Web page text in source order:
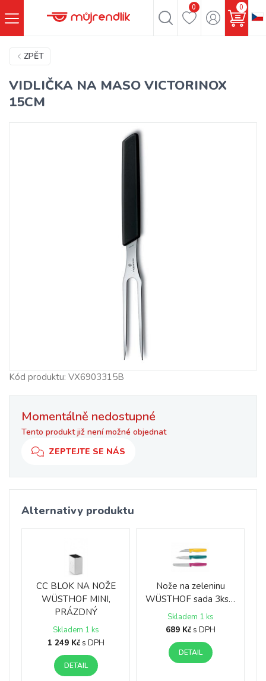
0 0
ZPĚT
VIDLIČKA NA MASO VICTORINOX
15CM
Kód produktu: VX6903315B
Momentálně nedostupné
Tento produkt již není možné objednat
ZEPTEJTE SE NÁS
Alternativy produktu
CC BLOK NA NOŽE
WÜSTHOF MINI,
PRÁZDNÝ
Skladem 1 ks
1 249 Kčs DPH
DETAIL
Nože na zeleninu
WÜSTHOF sada 3ks…
Skladem 1 ks
689 Kčs DPH
DETAIL